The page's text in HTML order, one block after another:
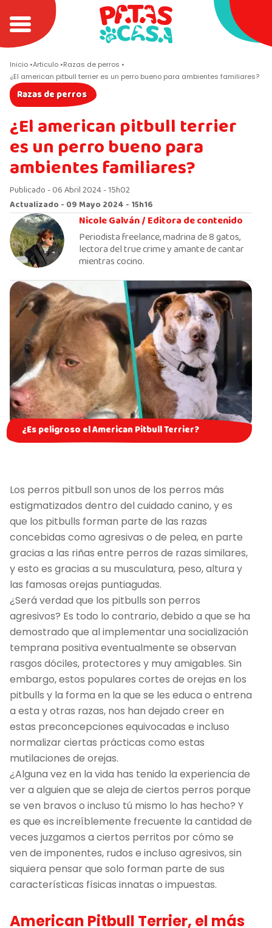
Inicio Articulo Razas de perros
¿El american pitbull terrier es un perro bueno para ambientes familiares?
Razas de perros
¿El american pitbull terrier
es un perro bueno para
ambientes familiares?
Publicado - 06 Abril 2024 - 15h02
Actualizado - 09 Mayo 2024 - 15h16
Nicole Galván /Editora de contenido
Periodista freelance, madrina de 8 gatos,
lectora del true crime y amante de cantar
mientras cocino.
¿Es peligroso el American Pitbull Terrier?
Los perros pitbull son unos de los perros más
estigmatizados dentro del cuidado canino, y es
que los pitbulls forman parte de las razas
concebidas como agresivas o de pelea, en parte
gracias a las riñas entre perros de razas similares,
y esto es gracias a su musculatura, peso, altura y
las famosas orejas puntiagudas.
¿Será verdad que los pitbulls son perros
agresivos? Es todo lo contrario, debido a que se ha
demostrado que al implementar una socialización
temprana positiva eventualmente se observan
rasgos dóciles, protectores y muy amigables. Sin
embargo, estos populares cortes de orejas en los
pitbulls y la forma en la que se les educa o entrena
a esta y otras razas, nos han dejado creer en
estas preconcepciones equivocadas e incluso
normalizar ciertas prácticas como estas
mutilaciones de orejas.
¿Alguna vez en la vida has tenido la experiencia de
ver a alguien que se aleja de ciertos perros porque
se ven bravos o incluso tú mismo lo has hecho? Y
es que es increíblemente frecuente la cantidad de
veces juzgamos a ciertos perritos por cómo se
ven de imponentes, rudos e incluso agresivos, sin
siquiera pensar que solo forman parte de sus
características físicas innatas o impuestas.
American Pitbull Terrier, el más